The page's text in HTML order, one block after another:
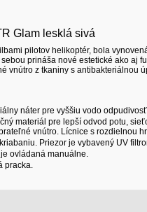
Glam lesklá sivá
pilotov helikoptér, bola
sebou prináša nové estetické ako
vnútro z tkaniny s antibakteriálnou
náter pre vyššiu vodo
materiál pre lepší odvod potu,
vnútro. Lícnice s rozdielnou
Priezor je vybavený UV
ovládaná manuálne.
pracka.